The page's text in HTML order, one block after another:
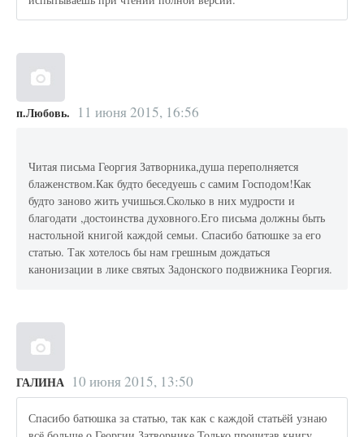
п.Любовь. 11 июня 2015, 16:56
Читая письма Георгия Затворника,душа переполняется
блаженством.Как будто беседуешь с самим Господом!Как
будто заново жить учишься.Сколько в них мудрости и
благодати ,достоинства духовного.Его письма должны быть
настольной книгой каждой семьи. Спасибо батюшке за его
статью. Так хотелось бы нам грешным дождаться
канонизации в лике святых Задонского подвижника Георгия.
ГАЛИНА 10 июня 2015, 13:50
Спасибо батюшка за статью, так как с каждой статьёй узнаю